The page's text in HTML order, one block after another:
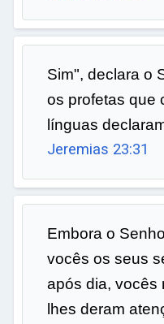
Sim", declara o
os profetas que
línguas
Jeremias 23:31
Embora o
vocês os seus
após dia, vocês
lhes deram